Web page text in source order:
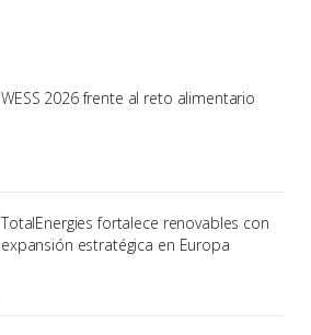
WESS 2026 frente al reto alimentario
TotalEnergies fortalece renovables con
expansión estratégica en Europa